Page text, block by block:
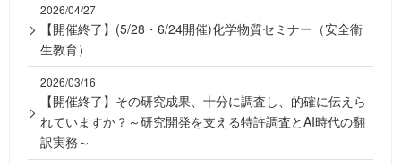
2026/04/27
【開催終了】(5/28・6/24開催)化学物質セミナー（安全衛
生教育）
2026/03/16
【開催終了】その研究成果、十分に調査し、的確に伝えら
れていますか？～研究開発を支える特許調査とAI時代の翻
訳実務～